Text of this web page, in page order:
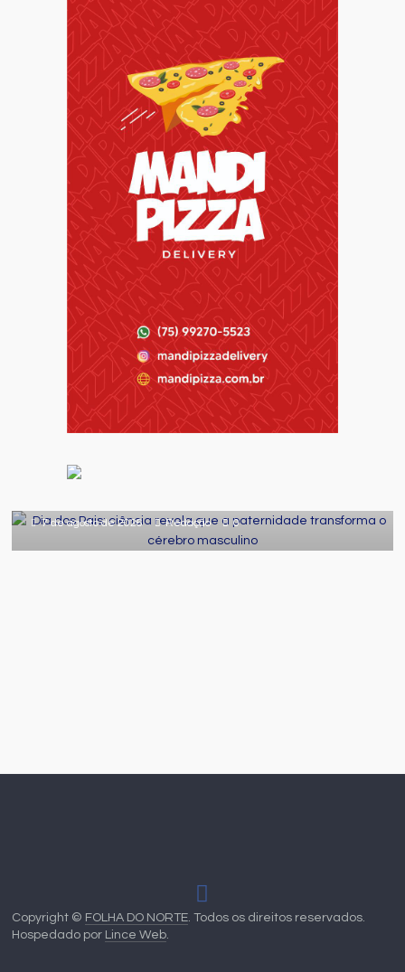
Comportamento Curiosidades Destaque
paternidade transforma o cérebro
7 de agosto de 2026 Redação 0
Copyright © FOLHA DO NORTE . Todos os direitos reservados.
Hospedado por Lince Web